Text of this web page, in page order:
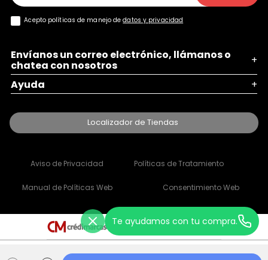
Te ayudamos con tu compra.
Acepto políticas de manejo dedatos y privacidad
Envíanos un correo electrónico, llámanos o
chatea con nosotros
+
Ayuda
+
Localizador de Tiendas
Aviso de Privacidad Políticas de Tratamiento
Manual de Políticas Web Consentimiento Web
Escape Store 2021 © Todos los derechos reservados | Empowered By